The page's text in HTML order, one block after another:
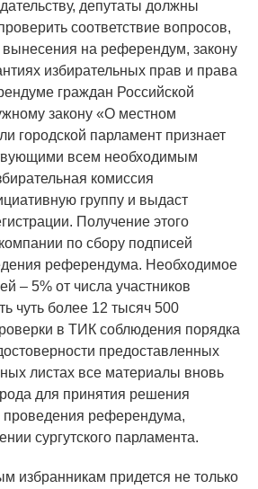
депутаты должны
соответствие вопросов,
на референдум, закону
избирательных прав и права
граждан Российской
закону «О местном
городской парламент признает
всем необходимым
комиссия
группу и выдаст
Получение этого
по сбору подписей
референдума. Необходимое
– 5% от числа участников
чуть более 12 тысяч 500
в ТИК соблюдения порядка
предоставленных
листах все материалы вновь
для принятия решения
проведения референдума,
сургутского парламента.
избранникам придется не только